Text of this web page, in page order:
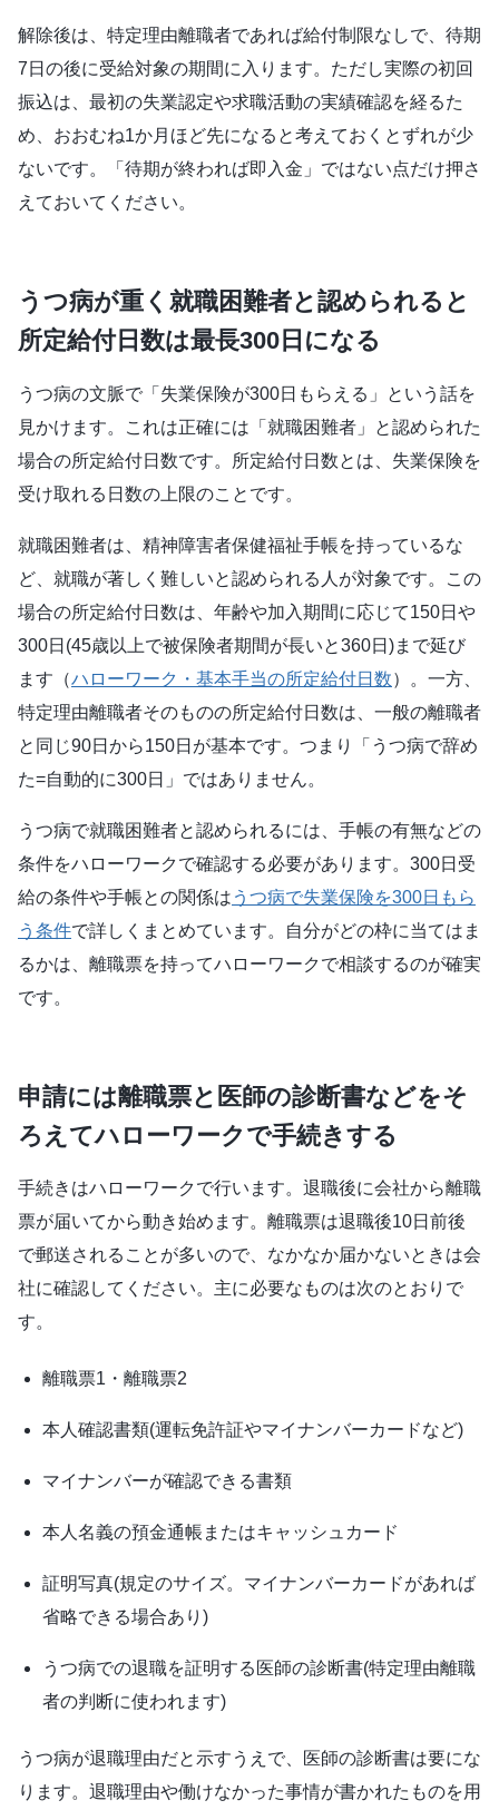
解除後は、特定理由離職者であれば給付制限なしで、待期
7日の後に受給対象の期間に入ります。ただし実際の初回
振込は、最初の失業認定や求職活動の実績確認を経るた
め、おおむね1か月ほど先になると考えておくとずれが少
ないです。「待期が終われば即入金」ではない点だけ押さ
えておいてください。
うつ病が重く就職困難者と認められると
所定給付日数は最長300日になる
うつ病の文脈で「失業保険が300日もらえる」という話を
見かけます。これは正確には「就職困難者」と認められた
場合の所定給付日数です。所定給付日数とは、失業保険を
受け取れる日数の上限のことです。
就職困難者は、精神障害者保健福祉手帳を持っているな
ど、就職が著しく難しいと認められる人が対象です。この
場合の所定給付日数は、年齢や加入期間に応じて150日や
300日(45歳以上で被保険者期間が長いと360日)まで延び
ます（ハローワーク・基本手当の所定給付日数）。一方、
特定理由離職者そのものの所定給付日数は、一般の離職者
と同じ90日から150日が基本です。つまり「うつ病で辞め
た=自動的に300日」ではありません。
うつ病で就職困難者と認められるには、手帳の有無などの
条件をハローワークで確認する必要があります。300日受
給の条件や手帳との関係は うつ病で失業保険を300日もら
う条件で詳しくまとめています。自分がどの枠に当てはま
るかは、離職票を持ってハローワークで相談するのが確実
です。
申請には離職票と医師の診断書などをそ
ろえてハローワークで手続きする
手続きはハローワークで行います。退職後に会社から離職
票が届いてから動き始めます。離職票は退職後10日前後
で郵送されることが多いので、なかなか届かないときは会
社に確認してください。主に必要なものは次のとおりで
す。
離職票1・離職票2
本人確認書類(運転免許証やマイナンバーカードなど)
マイナンバーが確認できる書類
本人名義の預金通帳またはキャッシュカード
証明写真(規定のサイズ。マイナンバーカードがあれば
省略できる場合あり)
うつ病での退職を証明する医師の診断書(特定理由離職
者の判断に使われます)
うつ病が退職理由だと示すうえで、医師の診断書は要にな
ります。退職理由や働けなかった事情が書かれたものを用